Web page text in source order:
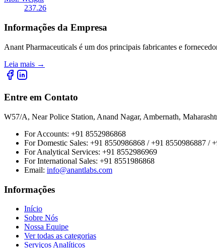
237.26
Informações da Empresa
Anant Pharmaceuticals é um dos principais fabricantes e
Leia mais →
Entre em Contato
W57/A, Near Police Station, Anand Nagar, Ambernath,
For Accounts: +91 8552986868
For Domestic Sales: +91 8550986868 / +91 8550986887 /
For Analytical Services: +91 8552986969
For International Sales: +91 8551986868
Email: info@anantlabs.com
Informações
Início
Sobre Nós
Nossa Equipe
Ver todas as categorias
Serviços Analíticos